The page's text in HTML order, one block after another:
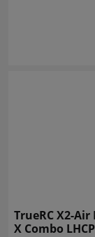
TrueRC X2-
X Combo LHCP